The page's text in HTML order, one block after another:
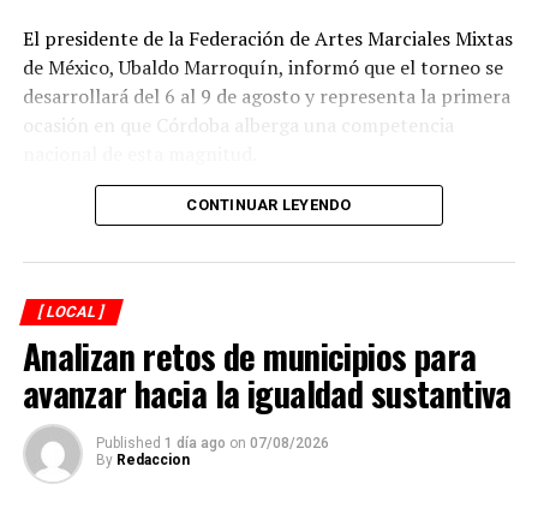
El presidente de la Federación de Artes Marciales Mixtas
de México, Ubaldo Marroquín, informó que el torneo se
desarrollará del 6 al 9 de agosto y representa la primera
ocasión en que Córdoba alberga una competencia
alrededor de 40 atletas que representarán a México en
el campeonato mundial programado para noviembre en
Georgia, por lo que el torneo en Córdoba también
funciona como una de las principales etapas para
conformar al equipo nacional.
Marroquín destacó el desempeño que ha tenido México
en competencias internacionales de artes marciales
mixtas y sostuvo que el país se ha consolidado como una
CONTINUAR LEYENDO
[ LOCAL ]
Analizan retos de municipios para
avanzar hacia la igualdad sustantiva
Published 1 día ago on 07/08/2026
By Redaccion